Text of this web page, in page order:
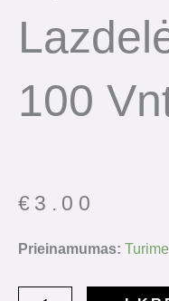
100
€ 3.00
Prieinamumas: Turime
produkto